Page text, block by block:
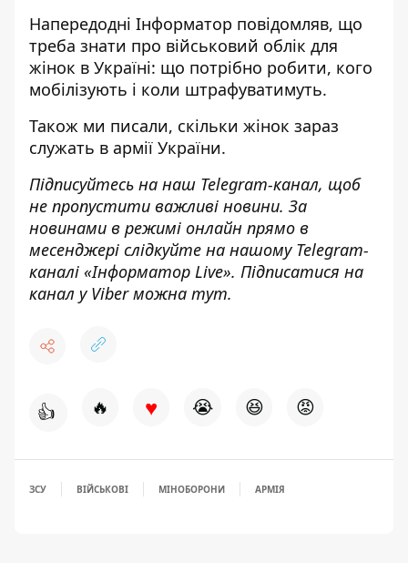
Напередодні Інформатор повідомляв, що
треба знати про військовий облік для
жінок в Україні: що потрібно робити, кого
мобілізують і коли штрафуватимуть.
Також ми писали, скільки жінок зараз
служать в армії України.
Підписуйтесь на наш Telegram-канал, щоб
не пропустити важливі новини. За
новинами в режимі онлайн прямо в
месенджері слідкуйте на нашому Telegram-
каналі «Інформатор Live». Підписатися на
канал у Viber можна тут.
👍 🔥 ♥ 😭 😆 😡
ЗСУ ВІЙСЬКОВІ МІНОБОРОНИ АРМІЯ